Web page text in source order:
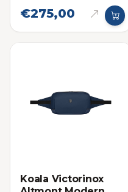
€275,00
Koala Victorinox